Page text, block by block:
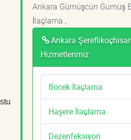
Ankara Gümüşcün Gümüş
İlaçlama ,
Ankara
Hizmetlerimiz
Böcek İlaçlama
Haşere İlaçlama
Dezenfeksiyon